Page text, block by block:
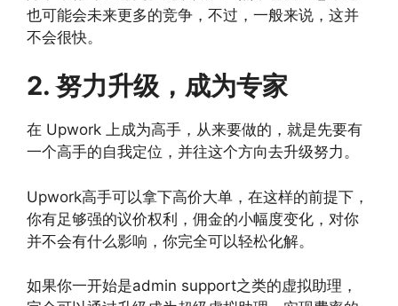
也可能会未来更多的竞争，不过，一般来说，这并
不会很快。
2. 努力升级，成为专家
在 Upwork 上成为高手，从来要做的，就是先要有
一个高手的自我定位，并往这个方向去升级努力。
Upwork高手可以拿下高价大单，在这样的前提下，
你有足够强的议价权利，佣金的小幅度变化，对你
并不会有什么影响，你完全可以轻松化解。
如果你一开始是admin support之类的虚拟助理，